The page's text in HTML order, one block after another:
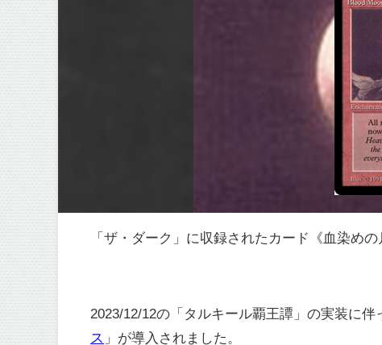
「ザ・ダーク」に収録されたカード《血染め
2023/12/12の「タルキール覇王譚」の実装に
ス 」が導入されました。